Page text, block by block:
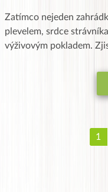
Zatímco nejeden
plevelem, srdce
výživovým pokladem.
1